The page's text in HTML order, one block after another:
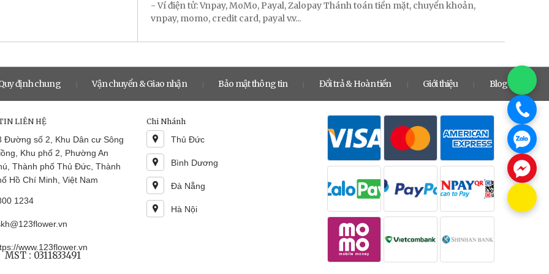
- Ví điện tử: Vnpay, MoMo, Payal, Zalopay Thánh toán tiền mặt, chuyển khoản,
vnpay, momo, credit card, payal v.v...
định chung Vận chuyển & Giao nhận Bảo mật thông tin Đổi trả & Hoàn tiền Giới thiệu Blog
LIÊN HỆ
Đường số 2, Khu Dân cư Sông
Khu phố 2, Phường An
Thành phố Thủ Đức, Thành
Hồ Chí Minh, Việt Nam
1234
www.123flower.vn
Chi Nhánh
Thủ Đức
Bình Dương
Đà Nẵng
Hà Nội
: 0311833491